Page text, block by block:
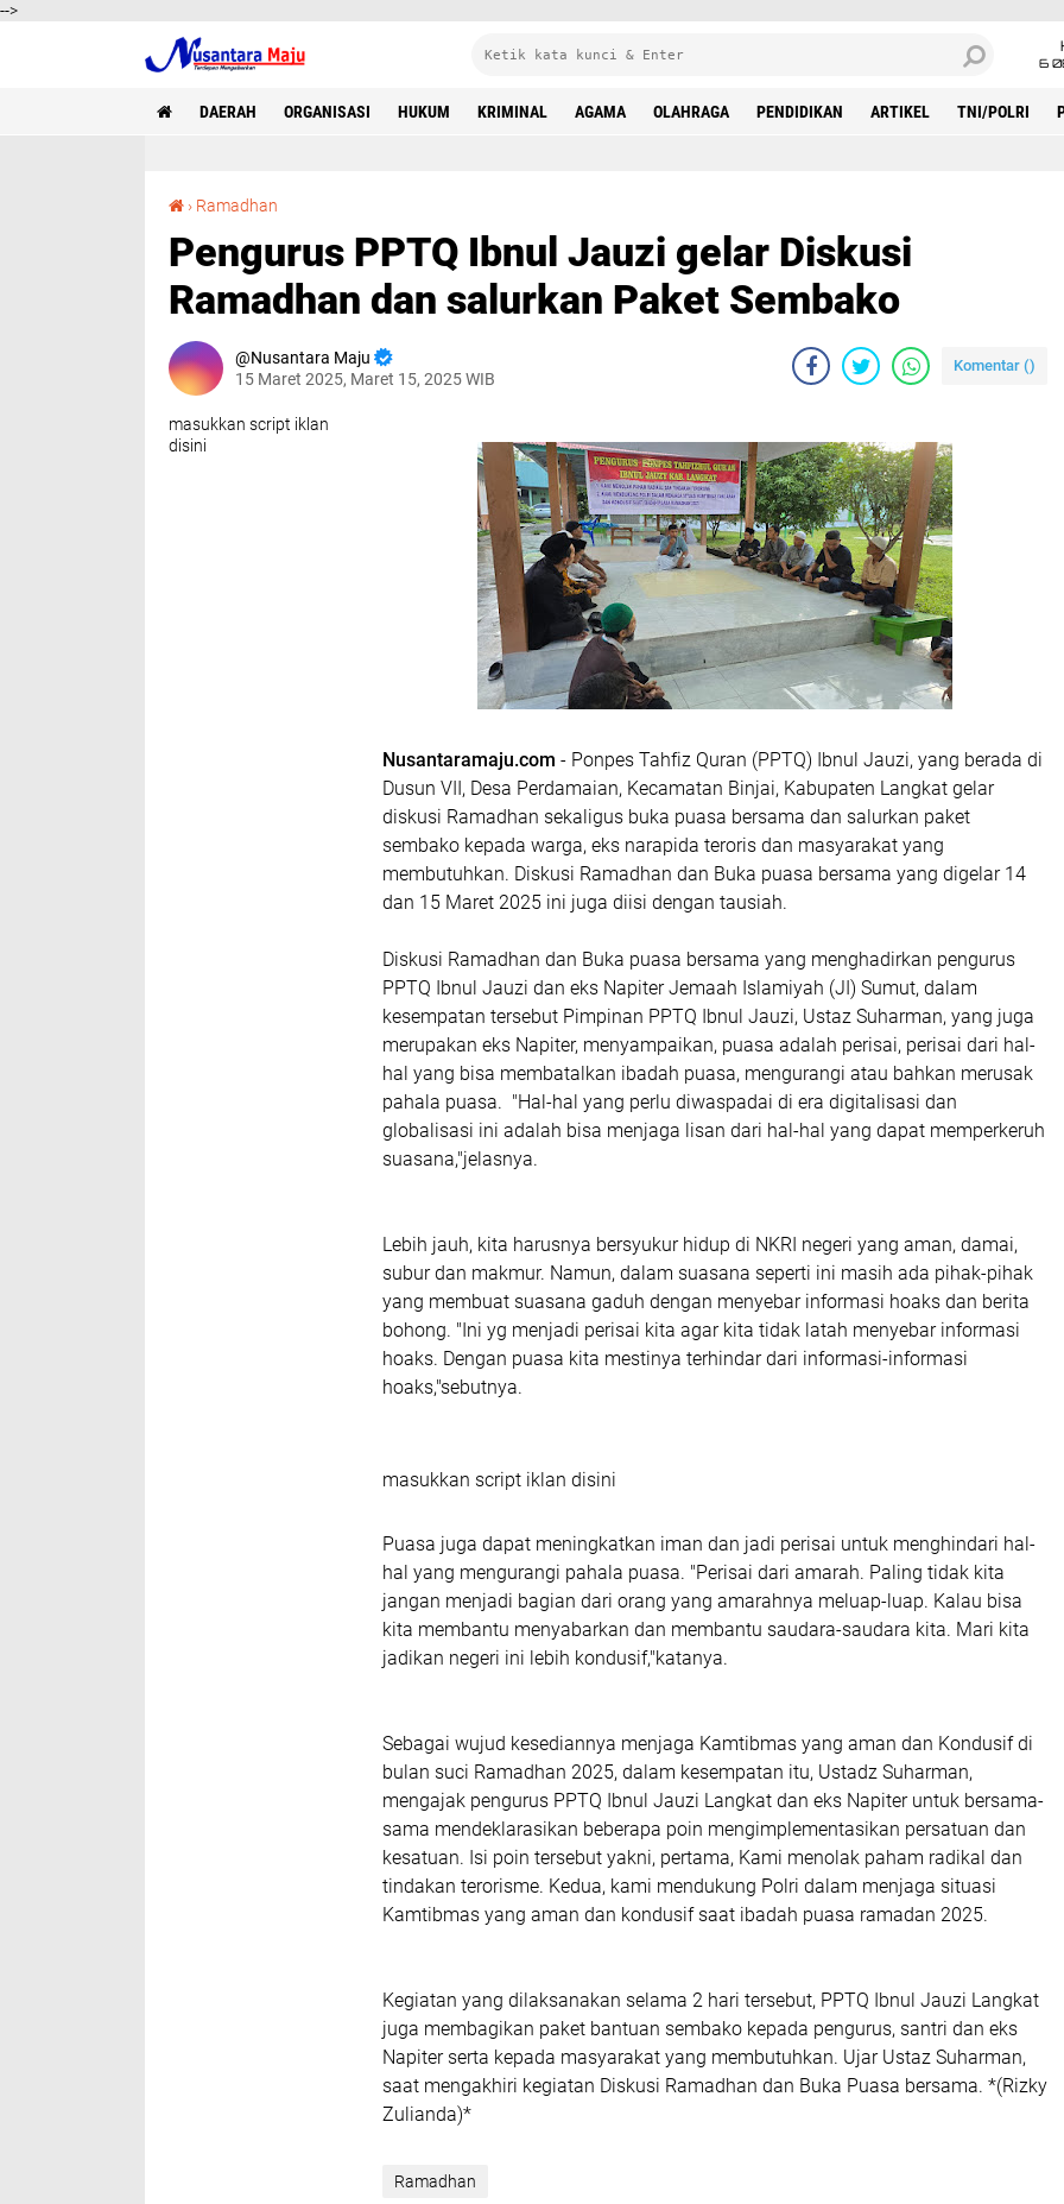
-->
6
DAERAH ORGANISASI HUKUM KRIMINAL AGAMA OLAHRAGA PENDIDIKAN ARTIKEL TNI/POLRI
› Ramadhan
Pengurus PPTQ Ibnul Jauzi gelar Diskusi
Ramadhan dan salurkan Paket Sembako
Nusantara Maju
15 Maret 2025, Maret 15, 2025 WIB
Komentar ()
masukkan script iklan
disini
Nusantaramaju.com - Ponpes Tahfiz Quran (PPTQ) Ibnul Jauzi, yang berada di
Dusun VII, Desa Perdamaian, Kecamatan Binjai, Kabupaten Langkat gelar
diskusi Ramadhan sekaligus buka puasa bersama dan salurkan paket
sembako kepada warga, eks narapida teroris dan masyarakat yang
membutuhkan. Diskusi Ramadhan dan Buka puasa bersama yang digelar 14
dan 15 Maret 2025 ini juga diisi dengan tausiah.
Diskusi Ramadhan dan Buka puasa bersama yang menghadirkan pengurus
PPTQ Ibnul Jauzi dan eks Napiter Jemaah Islamiyah (JI) Sumut, dalam
kesempatan tersebut Pimpinan PPTQ Ibnul Jauzi, Ustaz Suharman, yang juga
merupakan eks Napiter, menyampaikan, puasa adalah perisai, perisai dari hal-
hal yang bisa membatalkan ibadah puasa, mengurangi atau bahkan merusak
pahala puasa. "Hal-hal yang perlu diwaspadai di era digitalisasi dan
globalisasi ini adalah bisa menjaga lisan dari hal-hal yang dapat memperkeruh
suasana,"jelasnya.
Lebih jauh, kita harusnya bersyukur hidup di NKRI negeri yang aman, damai,
subur dan makmur. Namun, dalam suasana seperti ini masih ada pihak-pihak
yang membuat suasana gaduh dengan menyebar informasi hoaks dan berita
bohong. "Ini yg menjadi perisai kita agar kita tidak latah menyebar informasi
hoaks. Dengan puasa kita mestinya terhindar dari informasi-informasi
hoaks,"sebutnya.
masukkan script iklan disini
Puasa juga dapat meningkatkan iman dan jadi perisai untuk menghindari hal-
hal yang mengurangi pahala puasa. "Perisai dari amarah. Paling tidak kita
jangan menjadi bagian dari orang yang amarahnya meluap-luap. Kalau bisa
kita membantu menyabarkan dan membantu saudara-saudara kita. Mari kita
jadikan negeri ini lebih kondusif,"katanya.
Sebagai wujud kesediannya menjaga Kamtibmas yang aman dan Kondusif di
bulan suci Ramadhan 2025, dalam kesempatan itu, Ustadz Suharman,
mengajak pengurus PPTQ Ibnul Jauzi Langkat dan eks Napiter untuk bersama-
sama mendeklarasikan beberapa poin mengimplementasikan persatuan dan
kesatuan. Isi poin tersebut yakni, pertama, Kami menolak paham radikal dan
tindakan terorisme. Kedua, kami mendukung Polri dalam menjaga situasi
Kamtibmas yang aman dan kondusif saat ibadah puasa ramadan 2025.
Kegiatan yang dilaksanakan selama 2 hari tersebut, PPTQ Ibnul Jauzi Langkat
juga membagikan paket bantuan sembako kepada pengurus, santri dan eks
Napiter serta kepada masyarakat yang membutuhkan. Ujar Ustaz Suharman,
saat mengakhiri kegiatan Diskusi Ramadhan dan Buka Puasa bersama. *(Rizky
Zulianda)*
Ramadhan